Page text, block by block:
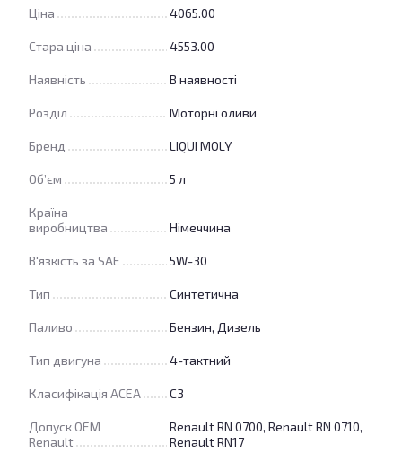
Ціна 4065.00
Стара ціна 4553.00
Наявність В наявності
Розділ Моторні оливи
Бренд LIQUI MOLY
Об’єм 5 л
Країна
виробництва
Німеччина
В'язкість за SAE 5W-30
Тип Синтетична
Паливо Бензин, Дизель
Тип двигуна 4-тактний
Класифікація ACEA C3
Допуск OEM
Renault
Renault RN 0700, Renault RN 0710,
Renault RN17